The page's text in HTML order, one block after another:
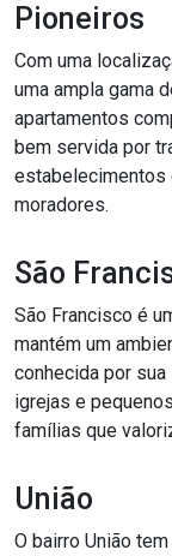
Pioneiros
Com uma
uma ampla gama
apartamentos
bem servida por
estabelecimentos
moradores.
São
São Francisco é
mantém um
conhecida por
igrejas e
famílias que
União
O bairro União